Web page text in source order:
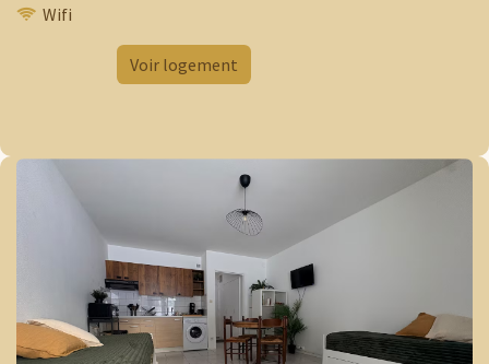
Wifi
Voir logement